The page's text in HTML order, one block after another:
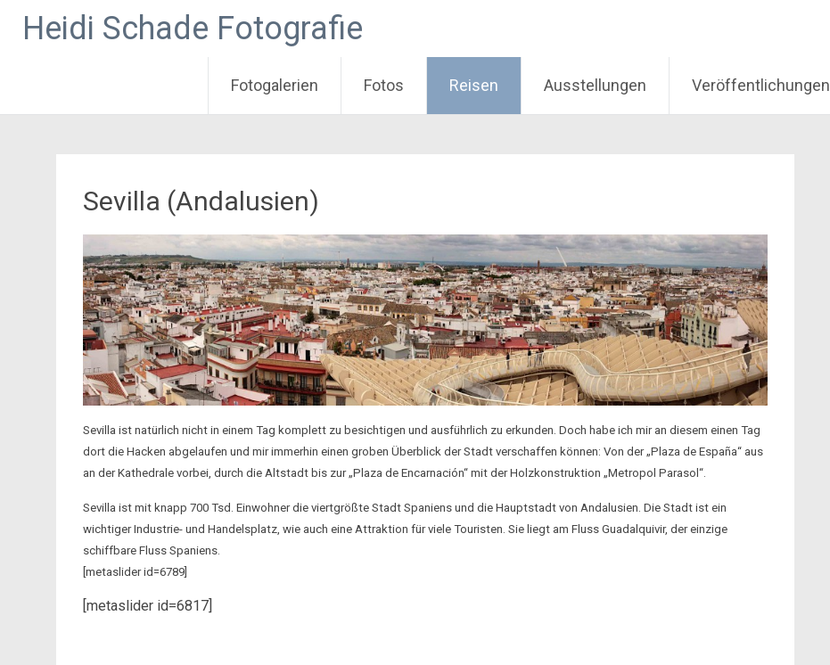
Heidi Schade Fotografie
Fotogalerien Fotos Reisen Ausstellungen Veröffentlichungen
Sevilla (Andalusien)
Sevilla ist natürlich nicht in einem Tag komplett zu besichtigen und ausführlich zu erkunden. Doch habe ich mir an diesem einen Tag
dort die Hacken abgelaufen und mir immerhin einen groben Überblick der Stadt verschaffen können: Von der „Plaza de España“ aus
an der Kathedrale vorbei, durch die Altstadt bis zur „Plaza de Encarnación“ mit der Holzkonstruktion „Metropol Parasol“.
Sevilla ist mit knapp 700 Tsd. Einwohner die viertgrößte Stadt Spaniens und die Hauptstadt von Andalusien. Die Stadt ist ein
wichtiger Industrie- und Handelsplatz, wie auch eine Attraktion für viele Touristen. Sie liegt am Fluss Guadalquivir, der einzige
schiffbare Fluss Spaniens.
[metaslider id=6789]
[metaslider id=6817]